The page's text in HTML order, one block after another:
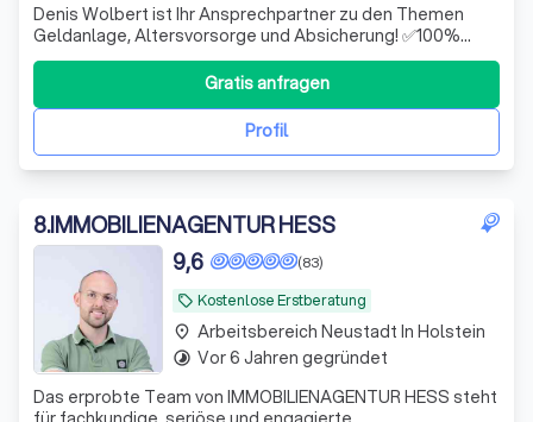
Denis Wolbert ist Ihr Ansprechpartner zu den Themen
Geldanlage, Altersvorsorge und Absicherung! ✅100%
unabhängig ✅Hohe Fachkompetenz ✅Digital & schnell
Profil
Gratis anfragen
8.IMMOBILIENAGENTUR HESS
local_offer Kostenlose Erstberatung
(83)
9,6
Das erprobte Team von IMMOBILIENAGENTUR HESS steht
place Arbeitsbereich Neustadt In Holstein
timelapse Vor 6 Jahren gegründet